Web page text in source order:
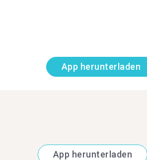
App herunterladen
App herunterladen